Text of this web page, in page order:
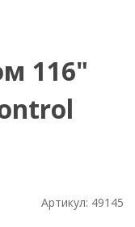
116"
Артикул: 49145